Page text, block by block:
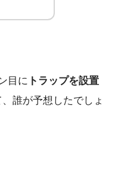
目に トラップを設置
誰が予想したでしょ